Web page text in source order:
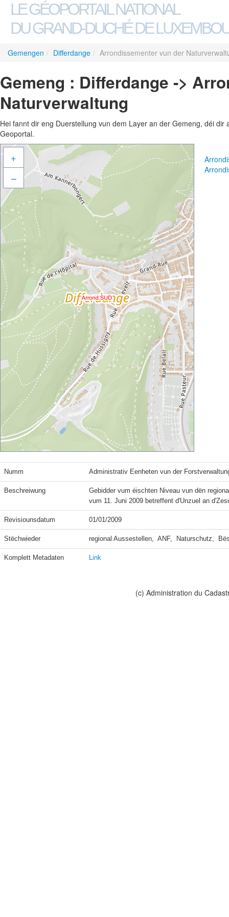
LE GÉOPORTAIL NATIONAL
DU GRAND-DUCHÉ DE
Gemengen / Differdange / Arrondissementer vun der
Gemeng : Differdange ->
Naturverwaltung
Hei fannt dir eng Duerstellung vun dem Layer an der Gemeng, déi
Geoportal.
+
–
Numm Administrativ Eenheten vun der
Beschreiwung
Gebidder vum éischten Niveau vun dën
vum 11. Juni 2009 betreffent d'Unzuel an
Revisiounsdatum 01/01/2009
Stëchwieder regional Aussestellen,  ANF,  Naturschutz,
Komplett Metadaten Link
(c) Administration du